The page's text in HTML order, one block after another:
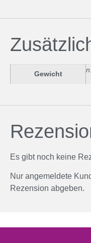
Gewicht
Es gibt noch keine
Nur angemeldete
Rezension abgeben.